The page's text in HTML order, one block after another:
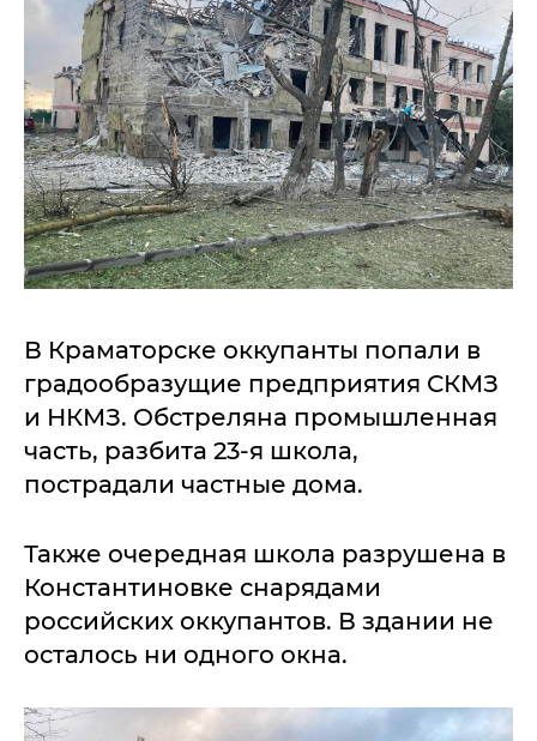
В Краматорске оккупанты попали в
градообразущие предприятия СКМЗ
и НКМЗ. Обстреляна промышленная
часть, разбита 23-я школа,
пострадали частные дома.
Также очередная школа разрушена в
Константиновке снарядами
российских оккупантов. В здании не
осталось ни одного окна.